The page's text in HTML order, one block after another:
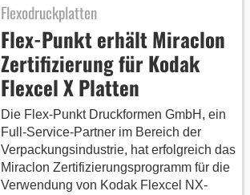
Flexodruckplatten
Flex-Punkt erhält Miraclon
Zertifizierung für Kodak
Flexcel X Platten
Die Flex-Punkt Druckformen GmbH, ein
Full-Service-Partner im Bereich der
Verpackungsindustrie, hat erfolgreich das
Miraclon Zertifizierungsprogramm für die
Verwendung von Kodak Flexcel NX-